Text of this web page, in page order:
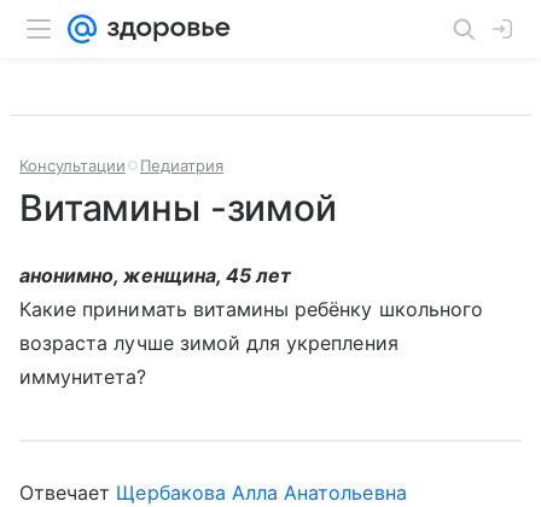
Консультации Педиатрия
Витамины -зимой
анонимно, женщина, 45 лет
Какие принимать витамины ребёнку школьного
возраста лучше зимой для укрепления
иммунитета?
Отвечает Щербакова Алла Анатольевна